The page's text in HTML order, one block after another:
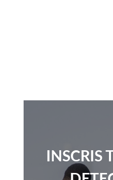
INSCRIS